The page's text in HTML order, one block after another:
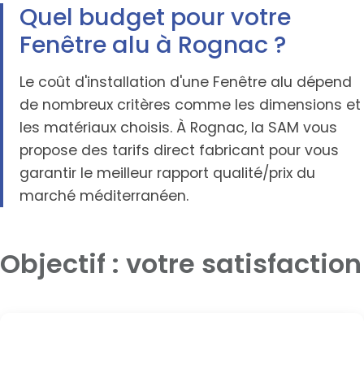
Quel budget pour votre
Fenêtre alu à Rognac ?
Le coût d'installation d'une Fenêtre alu dépend
de nombreux critères comme les dimensions et
les matériaux choisis. À Rognac, la SAM vous
propose des tarifs direct fabricant pour vous
garantir le meilleur rapport qualité/prix du
marché méditerranéen.
Objectif : votre satisfaction